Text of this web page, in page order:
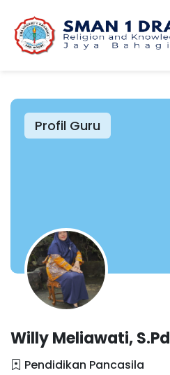
Profil Guru
Willy Meliawati, S.Pd
Pendidikan Pancasila